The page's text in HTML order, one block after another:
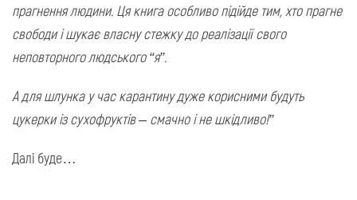
прагнення людини. Ця книга особливо підійде тим, хто прагне
свободи і шукає власну стежку до реалізації свого
неповторного людського “я”.
А для шлунка у час карантину дуже корисними будуть
цукерки із сухофруктів – смачно і не шкідливо!”
Далі буде…